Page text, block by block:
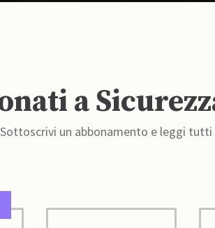
a
Sottoscrivi un abbonamento e leggi